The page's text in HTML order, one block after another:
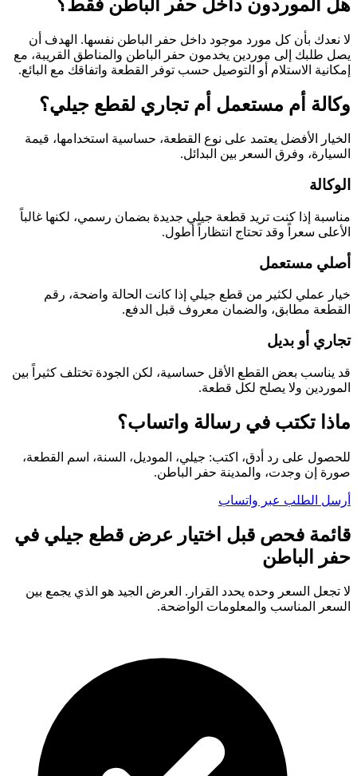
هل الموردون داخل حفر الباطن فقط؟
لا نعدك بأن كل مورد موجود داخل حفر الباطن نفسها. الهدف أن
يصل طلبك إلى موردين يخدمون حفر الباطن والمناطق القريبة، مع
إمكانية الاستلام أو التوصيل حسب توفر القطعة واتفاقك مع البائع.
وكالة أم مستعمل أم تجاري لقطع جيلي؟
الخيار الأفضل يعتمد على نوع القطعة، حساسية استخدامها، قيمة
السيارة، وفرق السعر بين البدائل.
الوكالة
مناسبة إذا كنت تريد قطعة جيلي جديدة بضمان رسمي، لكنها غالباً
الأعلى سعراً وقد تحتاج انتظاراً أطول.
أصلي مستعمل
خيار عملي لكثير من قطع جيلي إذا كانت الحالة واضحة، رقم
القطعة مطابق، والضمان معروف قبل الدفع.
تجاري أو بديل
قد يناسب بعض القطع الأقل حساسية، لكن الجودة تختلف كثيراً بين
الموردين ولا يصلح لكل قطعة.
ماذا تكتب في رسالة واتساب؟
للحصول على رد أدق، اكتب: جيلي، الموديل، السنة، اسم القطعة،
صورة إن وجدت، والمدينة حفر الباطن.
أرسل الطلب عبر واتساب
قائمة فحص قبل اختيار عرض قطع جيلي في
حفر الباطن
لا تجعل السعر وحده يحدد القرار. العرض الجيد هو الذي يجمع بين
السعر المناسب والمعلومات الواضحة.